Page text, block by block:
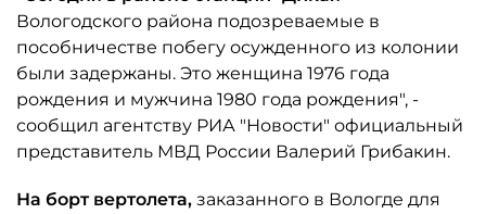
Вологодского района подозреваемые в
пособничестве побегу осужденного из колонии
были задержаны. Это женщина 1976 года
рождения и мужчина 1980 года рождения", -
сообщил агентству РИА "Новости" официальный
представитель МВД России Валерий Грибакин.
На борт вертолета, заказанного в Вологде для